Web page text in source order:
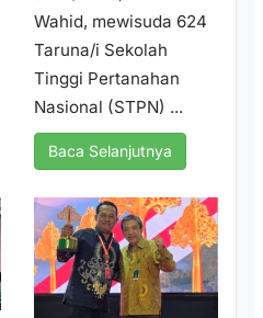
Wahid, mewisuda 624
Taruna/i Sekolah
Tinggi Pertanahan
Nasional (STPN) ...
Baca Selanjutnya